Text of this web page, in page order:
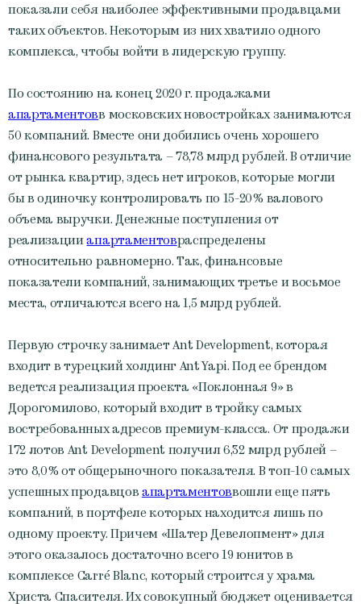
показали себя наиболее эффективными продавцами
таких объектов. Некоторым из них хватило одного
комплекса, чтобы войти в лидерскую группу.
По состоянию на конец 2020 г. продажами
апартаментовв московских новостройках занимаются
50 компаний. Вместе они добились очень хорошего
финансового результата – 78,78 млрд рублей. В отличие
от рынка квартир, здесь нет игроков, которые могли
бы в одиночку контролировать по 15-20% валового
объема выручки. Денежные поступления от
реализацииапартаментовраспределены
относительно равномерно. Так, финансовые
показатели компаний, занимающих третье и восьмое
места, отличаются всего на 1,5 млрд рублей.
Первую строчку занимает Ant Development, которая
входит в турецкий холдинг Ant Yapi. Под ее брендом
ведется реализация проекта «Поклонная 9» в
Дорогомилово, который входит в тройку самых
востребованных адресов премиум-класса. От продажи
172 лотов Ant Development получил 6,32 млрд рублей –
это 8,0% от общерыночного показателя. В топ-10 самых
успешных продавцов апартаментоввошли еще пять
компаний, в портфеле которых находится лишь по
одному проекту. Причем «Шатер Девелопмент» для
этого оказалось достаточно всего 19 юнитов в
комплексе Carré Blanc, который строится у храма
Христа Спасителя. Их совокупный бюджет оценивается